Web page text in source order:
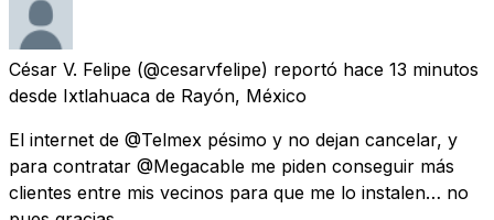
César V. Felipe (@cesarvfelipe) reportó hace 13 minutos
desde Ixtlahuaca de Rayón, México
El internet de @Telmex pésimo y no dejan cancelar, y
para contratar @Megacable me piden conseguir más
clientes entre mis vecinos para que me lo instalen… no